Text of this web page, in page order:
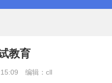
教育
编辑：cll